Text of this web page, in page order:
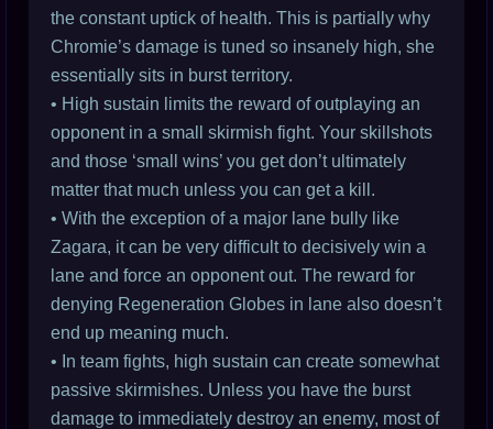
the constant uptick of health. This is partially why
Chromie’s damage is tuned so insanely high, she
essentially sits in burst territory.
• High sustain limits the reward of outplaying an
opponent in a small skirmish fight. Your skillshots
and those ‘small wins’ you get don’t ultimately
matter that much unless you can get a kill.
• With the exception of a major lane bully like
Zagara, it can be very difficult to decisively win a
lane and force an opponent out. The reward for
denying Regeneration Globes in lane also doesn’t
end up meaning much.
• In team fights, high sustain can create somewhat
passive skirmishes. Unless you have the burst
damage to immediately destroy an enemy, most of